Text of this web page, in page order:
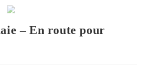
– En route pour